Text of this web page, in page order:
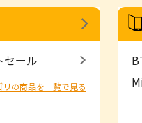
セール
リの商品を一覧で見る